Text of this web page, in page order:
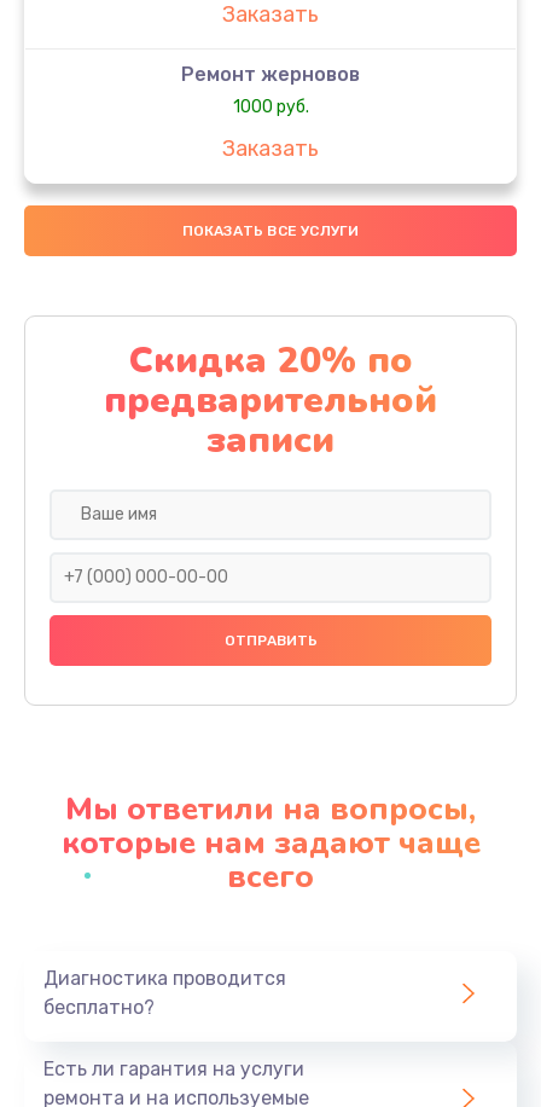
Заказать
Ремонт жерновов
1000 руб.
Заказать
Замена колец
1250 руб.
Замена скобок
1250 руб.
Заказать
Замена панелей
1250 руб.
Заказать
Замена клапана термоблока
Заказать
ПОКАЗАТЬ ВСЕ УСЛУГИ
Скидка 20% по
предварительной
записи
Мы ответили на вопросы,
которые нам задают чаще
всего
Диагностика проводится
бесплатно?
Есть ли гарантия на услуги
ремонта и на используемые